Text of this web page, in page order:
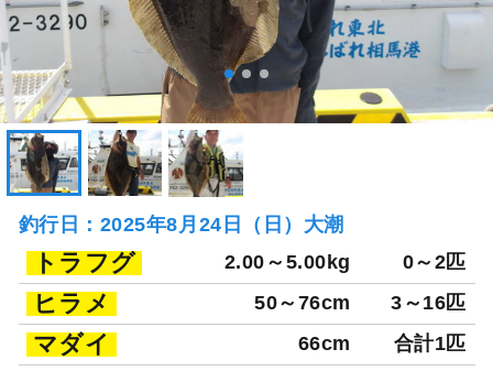
釣行日：2025年8月24日（日）大潮
トラフグ 2.00～5.00kg 0～2匹
ヒラメ 50～76cm 3～16匹
マダイ 66cm 合計1匹